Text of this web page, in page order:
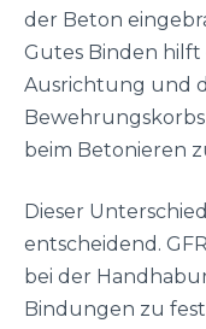
der Beton
Gutes Binden hilft
Ausrichtung und
beim Betonieren
Dieser
entscheidend.
bei der
Bindungen zu